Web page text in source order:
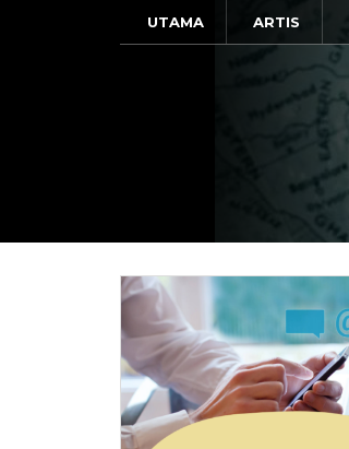
UTAMA ARTIS